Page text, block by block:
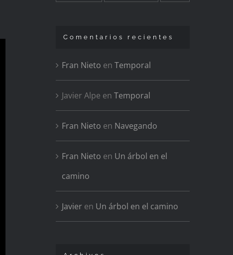
Comentarios recientes
Fran Nieto en Temporal
Javier Alpe en Temporal
Fran Nieto en Navegando
Fran Nieto en Un árbol en el
camino
Javieren Un árbol en el camino